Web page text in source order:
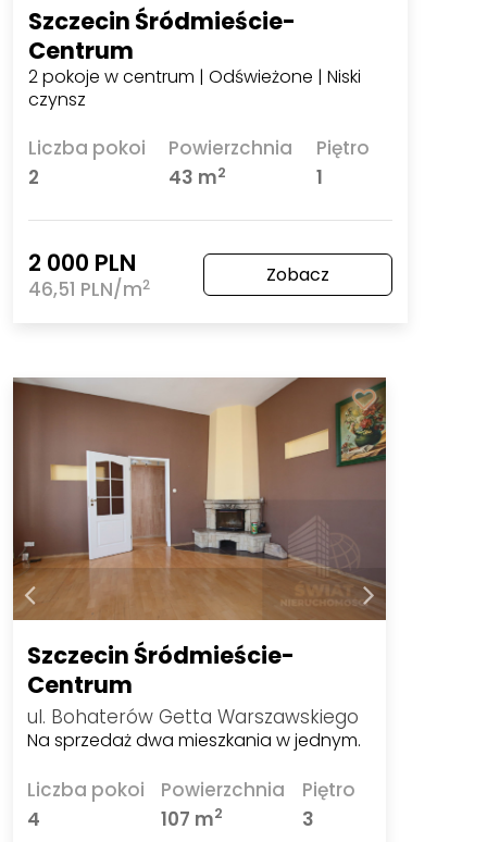
Szczecin Śródmieście-
Centrum
2 pokoje w centrum | Odświeżone | Niski
czynsz
Liczba pokoi
2
Powierzchnia
43 m2
Piętro
1
2 000 PLN
46,51 PLN/m2 Zobacz
Szczecin Śródmieście-
Centrum
ul. Bohaterów Getta Warszawskiego
Na sprzedaż dwa mieszkania w jednym.
Liczba pokoi
4
Powierzchnia
107 m2
Piętro
3